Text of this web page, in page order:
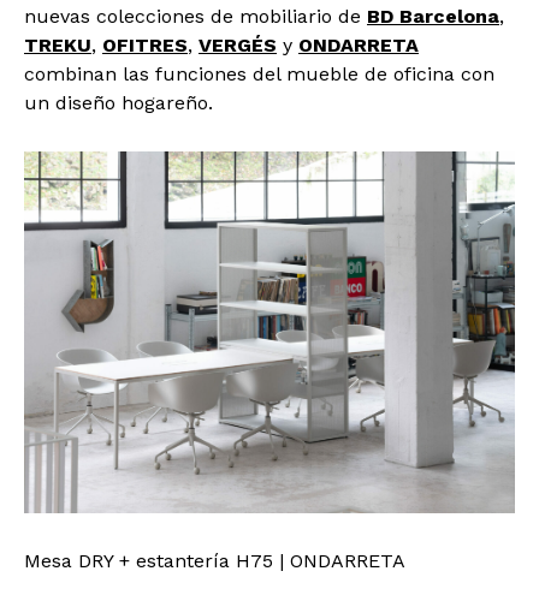
nuevas colecciones de mobiliario de BD Barcelona,
TREKU, OFITRES, VERGÉS y ONDARRETA
combinan las funciones del mueble de oficina con
un diseño hogareño.
Mesa DRY + estantería H75 | ONDARRETA